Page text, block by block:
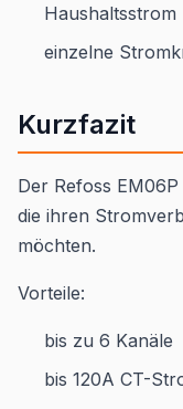
Haushaltsstrom
einzelne
Kurzfazit
Der Refoss
die ihren
möchten.
Vorteile:
bis zu 6 Kanäle
bis 120A CT-